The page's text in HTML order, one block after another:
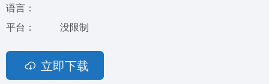
语言：
平台：
没限制
立即下载